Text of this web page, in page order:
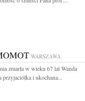
WARSZAWA
zmarła w wieku 67 lat Wanda
i ukochana...